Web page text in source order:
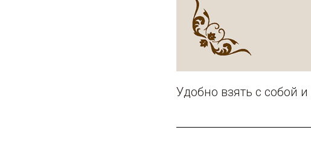
Удобно взять с собой